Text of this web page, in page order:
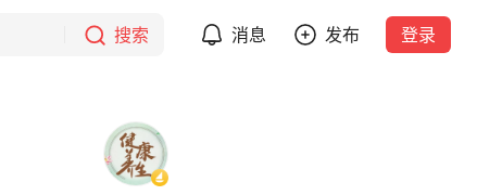
搜索 消息 发布 登录